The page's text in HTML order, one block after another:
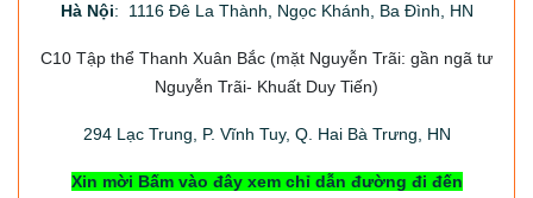
Hà Nội: 1116 Đê La Thành, Ngọc Khánh, Ba Đình, HN
C10 Tập thể Thanh Xuân Bắc (mặt Nguyễn Trãi: gần ngã tư
Nguyễn Trãi- Khuất Duy Tiến)
294Lạc Trung, P. Vĩnh Tuy, Q. Hai Bà Trưng, HN
Xin mời Bấm vào đây xem chỉ dẫn đường đi đến